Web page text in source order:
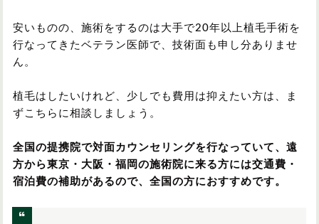
安いものの、施術をするのは大手で20年以上植毛手術を
行なってきたベテラン医師で、技術面も申し分ありませ
ん。
植毛はしたいけれど、少しでも費用は抑えたい方は、ま
ずこちらに相談しましょう。
全国の提携院で対面カウンセリングを行なっていて、遠
方から東京・大阪・福岡の施術院に来る方には交通費・
宿泊費の補助があるので、全国の方におすすめです。